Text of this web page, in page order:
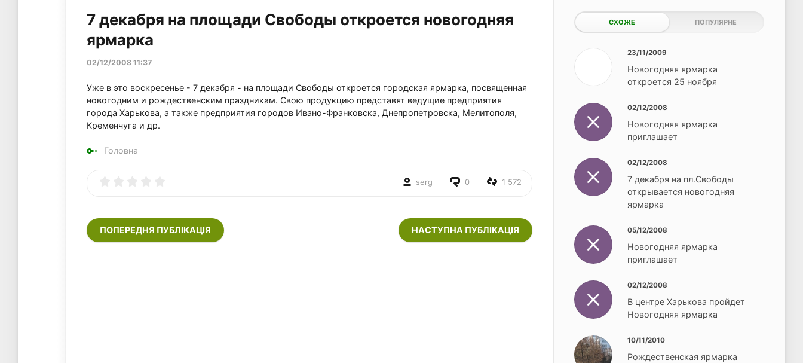
7 декабря на площади Свободы откроется новогодняя
ярмарка
02/12/2008 11:37
Уже в это воскресенье - 7 декабря - на площади Свободы откроется городская ярмарка, посвященная
новогодним и рождественским праздникам. Свою продукцию представят ведущие предприятия
города Харькова, а также предприятия городов Ивано-Франковска, Днепропетровска, Мелитополя,
Кременчуга и др.
Головна
serg 0 1 572
ПОПЕРЕДНЯ ПУБЛІКАЦІЯ НАСТУПНА ПУБЛІКАЦІЯ
СХОЖЕ ПОПУЛЯРНЕ
23/11/2009
Новогодняя ярмарка
откроется 25 ноября
02/12/2008
Новогодняя ярмарка
приглашает
02/12/2008
7 декабря на пл.Свободы
открывается новогодняя
ярмарка
05/12/2008
Новогодняя ярмарка
приглашает
02/12/2008
В центре Харькова пройдет
Новогодняя ярмарка
10/11/2010
Рождественская ярмарка